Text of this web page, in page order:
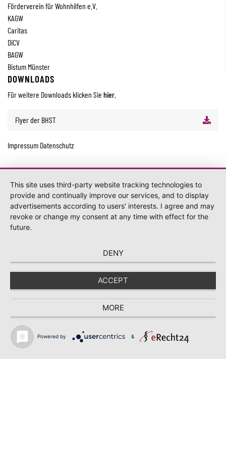
Förderverein für Wohnhilfen e.V.
KAGW
Caritas
DiCV
BAGW
Bistum Münster
DOWNLOADS
Für weitere Downloads klicken Sie hier
Flyer der BHST
Impressum Datenschutz
This site uses third-party website tracking technologies to
provide and continually improve our services, and to display
advertisements according to users' interests. I agree and may
revoke or change my consent at any time with effect for the
future.
DENY
ACCEPT
MORE
Powered by &